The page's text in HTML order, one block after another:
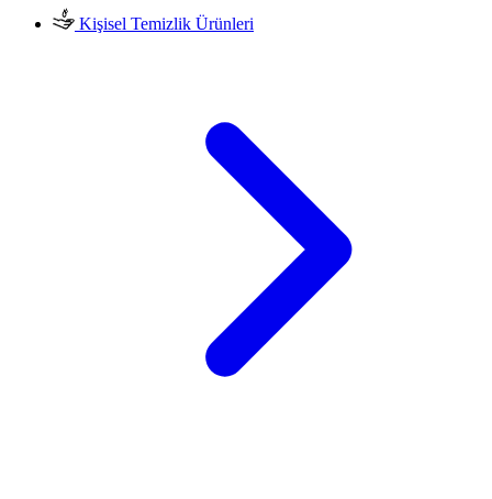
Kişisel Temizlik Ürünleri